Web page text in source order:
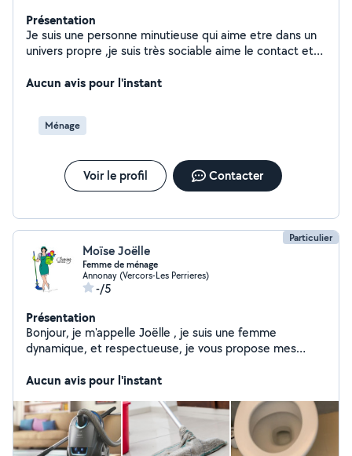
Présentation
Je suis une personne minutieuse qui aime etre dans un
univers propre ,je suis très sociable aime le contact et
propose mes services pour du ménage, repassage
Aucun avis pour l'instant
Ménage
Voir le profil Contacter
Particulier
Moïse Joëlle
Femme de ménage
Annonay (Vercors-Les Perrieres)
-/5
Présentation
Bonjour, je m'appelle Joëlle , je suis une femme
dynamique, et respectueuse, je vous propose mes
employeurs est ma priorité -pointuelle et disponible
Aucun avis pour l'instant